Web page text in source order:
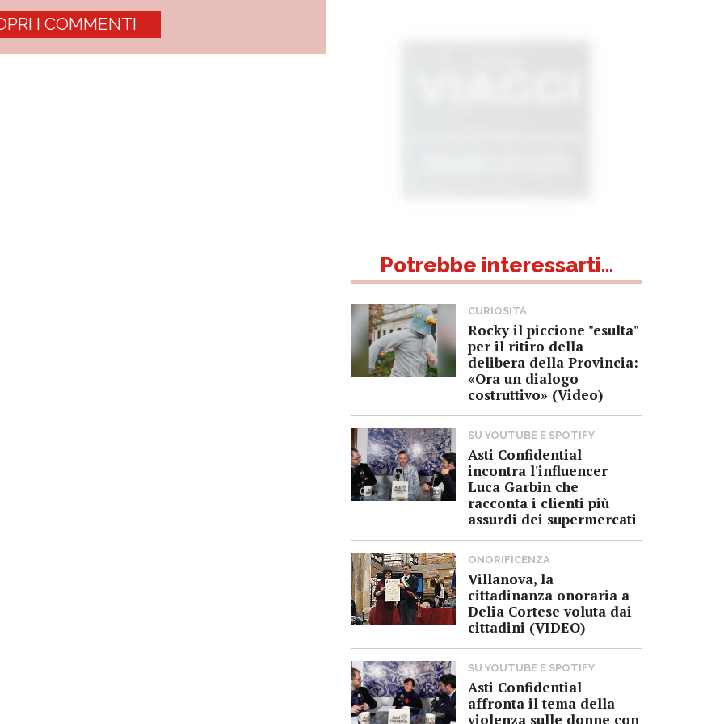
I COMMENTI
Potrebbe interessarti...
CURIOSITÀ
Rocky il piccione "esulta"
per il ritiro della
delibera della Provincia:
«Ora un dialogo
costruttivo» (Video)
SU YOUTUBE E SPOTIFY
Asti Confidential
incontra l'influencer
Luca Garbin che
racconta i clienti più
assurdi dei supermercati
ONORIFICENZA
Villanova, la
cittadinanza onoraria a
Delia Cortese voluta dai
cittadini (VIDEO)
SU YOUTUBE E SPOTIFY
Asti Confidential
affronta il tema della
violenza sulle donne con